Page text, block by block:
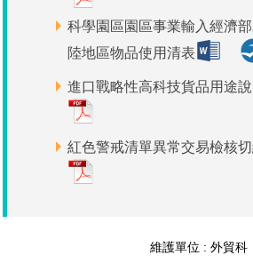
廉政資訊
公職人員及關係人補助交易身分
機關採購廉政平臺
檔案應用服務須知
檔案教育訓練及標竿學習
檔案管理局相關連結
WebMail(新)
園區資源再生中心
園區土地廠房宿舍出租資訊
水電供應
污水處理廠
廠商名錄
研究機構
育成中心
文化藝術
考古遺址
南科新港堂
生活服務
園區宿舍簡介
創新創業
南科AI_ROBOT自造基地
永續園區
永續LOHAS綠色園區
工商業務
工安管理
環保管理
宿舍租金費用
廢棄物清除處理費
園區培訓課程
新興科技應用計畫
敦親睦鄰經費補助
園區參訪申請
性平專區
園區廠商採購資訊
科學園區園區事業輸入經濟
陸地區物品使用清表
進口戰略性高科技貨品用途
紅色警戒清單異常交易檢核
維護單位 : 外貿科